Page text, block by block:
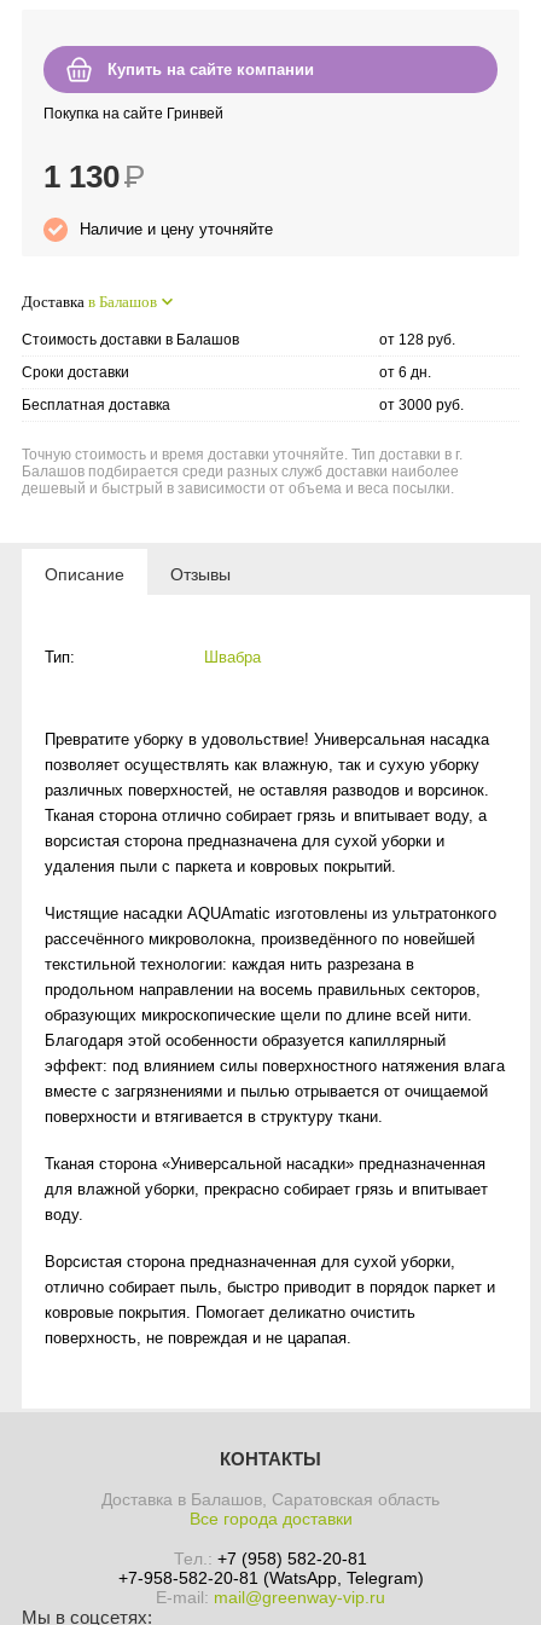
Intilia
Enjoy Care
Купить на сайте компании
Покупка на сайте Гринвей
1 130Р
Наличие и цену уточняйте
Доставка в Балашов
Стоимость доставки в Балашов
от 128 руб.
Сроки доставки
от 6 дн.
Бесплатная доставка
от 3000 руб.
Точную стоимость и время доставки уточняйте. Тип доставки в г.
Балашов подбирается среди разных служб доставки наиболее
дешевый и быстрый в зависимости от объема и веса посылки.
Описание Отзывы
Тип: Швабра
Превратите уборку в удовольствие! Универсальная насадка
позволяет осуществлять как влажную, так и сухую уборку
различных поверхностей, не оставляя разводов и ворсинок.
Тканая сторона отлично собирает грязь и впитывает воду, а
ворсистая сторона предназначена для сухой уборки и
удаления пыли с паркета и ковровых покрытий.
Чистящие насадки AQUAmatic изготовлены из ультратонкого
рассечённого микроволокна, произведённого по новейшей
текстильной технологии: каждая нить разрезана в
продольном направлении на восемь правильных секторов,
образующих микроскопические щели по длине всей нити.
Благодаря этой особенности образуется капиллярный
эффект: под влиянием силы поверхностного натяжения влага
вместе с загрязнениями и пылью отрывается от очищаемой
поверхности и втягивается в структуру ткани.
Тканая сторона «Универсальной насадки» предназначенная
для влажной уборки, прекрасно собирает грязь и впитывает
воду.
Ворсистая сторона предназначенная для сухой уборки,
отлично собирает пыль, быстро приводит в порядок паркет и
ковровые покрытия. Помогает деликатно очистить
поверхность, не повреждая и не царапая.
КОНТАКТЫ
Доставка в Балашов, Саратовская область
Все города доставки
Тел.: +7 (958) 582-20-81
+7-958-582-20-81 (WatsApp, Telegram)
E-mail: mail@greenway-vip.ru
Мы в соцсетях: